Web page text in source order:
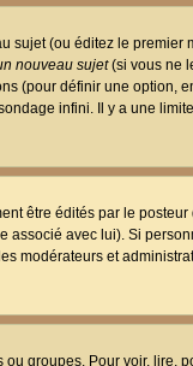
sujet (ou éditez le
nouveau sujet(si vous ne
(pour définir une
infini. Il y a une
être édités par le
associé avec lui). Si
modérateurs et
groupes. Pour voir,